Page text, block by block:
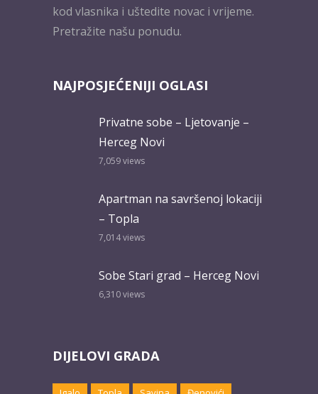
kod vlasnika i uštedite novac i vrijeme.
Pretražite našu ponudu.
NAJPOSJEĆENIJI OGLASI
Privatne sobe – Ljetovanje –
Herceg Novi
7,059views
Apartman na savršenoj lokaciji
– Topla
7,014views
Sobe Stari grad – Herceg Novi
6,310views
DIJELOVI GRADA